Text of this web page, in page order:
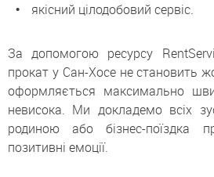
якісний цілодобовий сервіс.
За допомогою ресурсу
прокат у Сан-Хосе не становить
оформляється максимально
невисока. Ми докладемо всіх
родиною або бізнес-поїздка
позитивні емоції.